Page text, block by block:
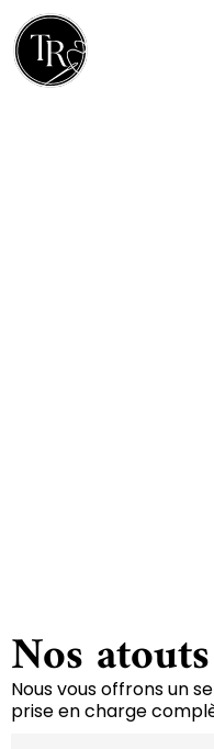
Nos atouts
Nous vous offrons un
prise en charge